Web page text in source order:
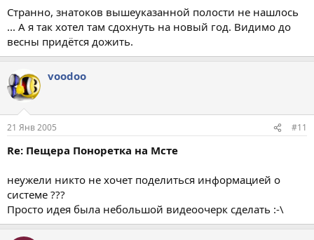
Странно, знатоков вышеуказанной полости не нашлось
... А я так хотел там сдохнуть на новый год. Видимо до
весны придётся дожить.
voodoo
21 Янв 2005 #11
Re: Пещера Поноретка на Мсте
неужели никто не хочет поделиться информацией о
системе ???
Просто идея была небольшой видеоочерк сделать :-\